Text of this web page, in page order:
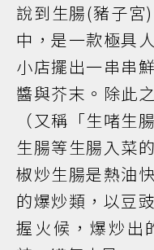
說到生腸(豬子宮
中，是一款極具
小店擺出一串串
醬與芥末。除此
（又稱「生啫生
生腸等生腸入菜
椒炒生腸是熱油
的爆炒類，以豆
握火候，爆炒出